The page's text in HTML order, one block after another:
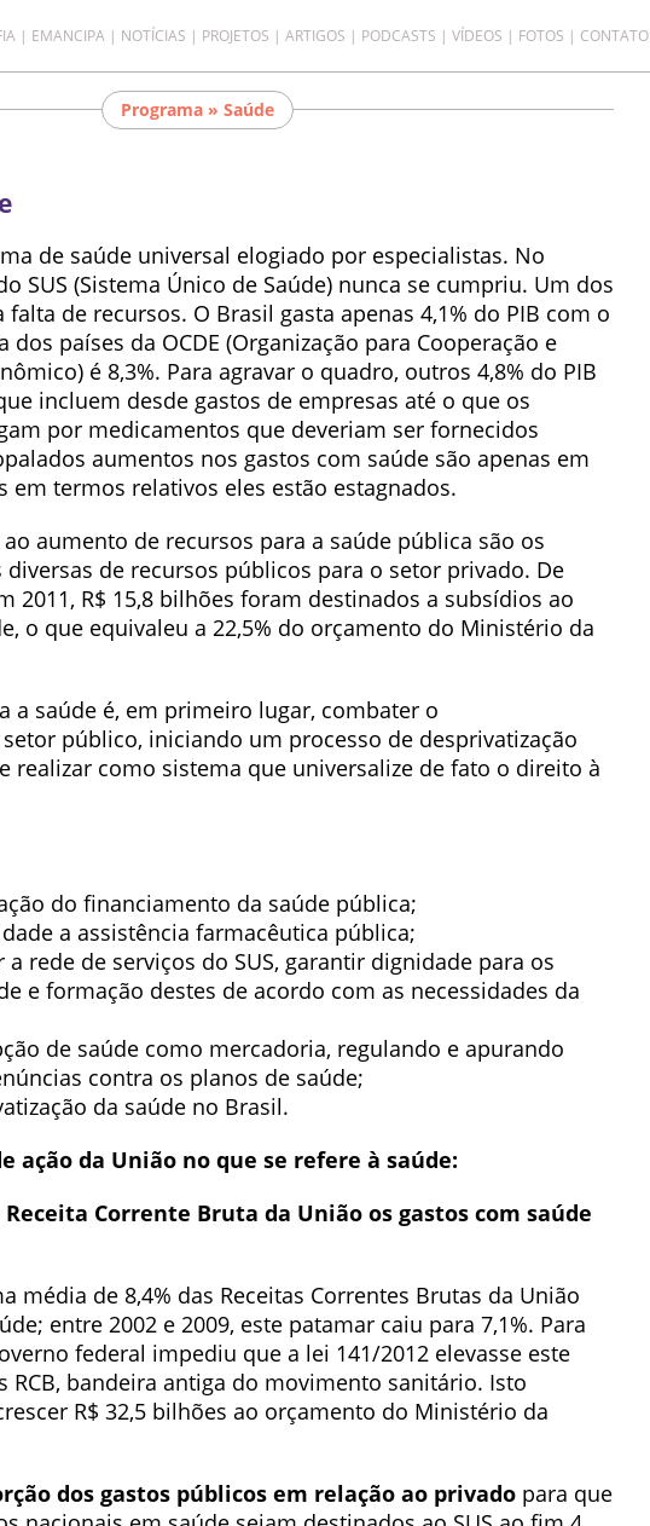
EMANCIPA NOTÍCIAS PROJETOS ARTIGOS PODCASTS VÍDEOS FOTOS CONTATO
Programa » Saúde
de saúde universal elogiado por especialistas. No
SUS (Sistema Único de Saúde) nunca se cumpriu. Um dos
de recursos. O Brasil gasta apenas 4,1% do PIB com o
dos países da OCDE (Organização para Cooperação e
é 8,3%. Para agravar o quadro, outros 4,8% do PIB
incluem desde gastos de empresas até o que os
por medicamentos que deveriam ser fornecidos
aumentos nos gastos com saúde são apenas em
em termos relativos eles estão estagnados.
aumento de recursos para a saúde pública são os
de recursos públicos para o setor privado. De
2011, R$ 15,8 bilhões foram destinados a subsídios ao
o que equivaleu a 22,5% do orçamento do Ministério da
a saúde é, em primeiro lugar, combater o
público, iniciando um processo de desprivatização
realizar como sistema que universalize de fato o direito à
do financiamento da saúde pública;
a assistência farmacêutica pública;
rede de serviços do SUS, garantir dignidade para os
e formação destes de acordo com as necessidades da
de saúde como mercadoria, regulando e apurando
contra os planos de saúde;
da saúde no Brasil.
ação da União no que se refere à saúde:
Receita Corrente Bruta da União os gastos com saúde
média de 8,4% das Receitas Correntes Brutas da União
entre 2002 e 2009, este patamar caiu para 7,1%. Para
federal impediu que a lei 141/2012 elevasse este
RCB, bandeira antiga do movimento sanitário. Isto
R$ 32,5 bilhões ao orçamento do Ministério da
dos gastos públicos em relação ao privado para que